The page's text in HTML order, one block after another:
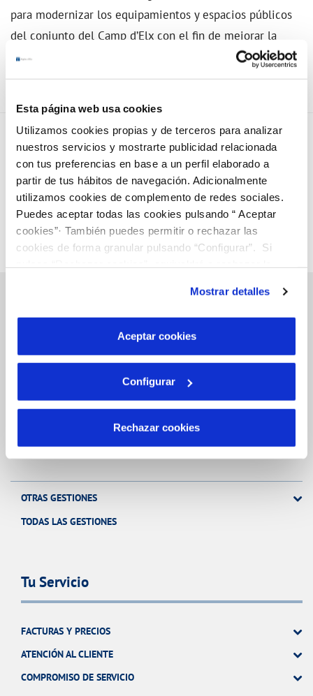
Esta página web usa cookies
Utilizamos cookies propias y de terceros para analizar
nuestros servicios y mostrarte publicidad relacionada
con tus preferencias en base a un perfil elaborado a
partir de tus hábitos de navegación. Adicionalmente
utilizamos cookies de complemento de redes sociales.
Puedes aceptar todas las cookies pulsando “ Aceptar
cookies”· También puedes permitir o rechazar las
cookies de forma granular pulsando “Configurar”. Si
son indispensables para que el sitio web funcione y que
por tanto no se pueden desactivar. Puedes consultar
más información en nuestraPolítica de Cookies
Mostrar detalles
Aceptar cookies
Configurar
Rechazar cookies
para modernizar los equipamientos y espacios públicos
del conjunto del Camp d’Elx con el fin de mejorar la
calidad de vida de los vecinos y vecinas.
Gestiones Online
FACTURAS, PAGOS Y CONSUMOS
CONTRATOS
MODIFICACIÓN DE DATOS
OTRAS GESTIONES
TODAS LAS GESTIONES
Tu Servicio
FACTURAS Y PRECIOS
ATENCIÓN AL CLIENTE
COMPROMISO DE SERVICIO